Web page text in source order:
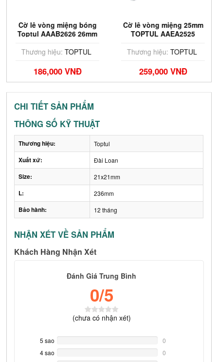
Cờ lê vòng miệng bóng
Toptul AAAB2626 26mm
Thương hiệu:TOPTUL
186,000 VNĐ
Cờ lê vòng miệng 25mm
TOPTUL AAEA2525
Thương hiệu:TOPTUL
259,000 VNĐ
CHI TIẾT SẢN PHẨM
THÔNG SỐ KỸ THUẬT
Thương hiệu: Toptul
Xuất xứ: Đài Loan
Size: 21x21mm
L: 236mm
Bảo hành: 12 tháng
NHẬN XÉT VỀ SẢN PHẨM
Khách Hàng Nhận Xét
Đánh Giá Trung Bình
0/5
(chưa có nhận xét)
5 sao
Complete
0
4 sao
0